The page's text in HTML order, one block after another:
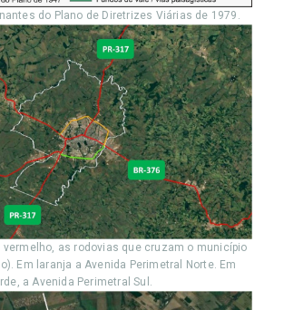
do Plano de Diretrizes Viárias de 1979.
vermelho, as rodovias que cruzam o município
Em laranja a Avenida Perimetral Norte. Em
a Avenida Perimetral Sul.